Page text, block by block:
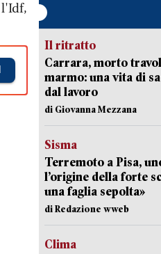
l'Idf,
Il ritratto
Carrara, morto
marmo: una vita di
dal lavoro
di Giovanna Mezzana
Sisma
Terremoto a Pisa,
l’origine della forte
una faglia sepolta»
di Redazione wweb
Clima